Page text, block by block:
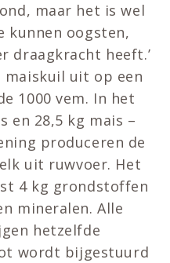
maar het is wel
kunnen oogsten,
draagkracht heeft.’
maiskuil uit op een
1000 vem. In het
en 28,5 kg mais –
produceren de
uit ruwvoer. Het
4 kg grondstoffen
mineralen. Alle
hetzelfde
wordt bijgestuurd